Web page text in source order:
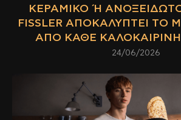
ΚΕΡΑΜΙΚΌ Ή ΑΝΟΞΕΊΔΩΤΟ
ISSLER ΑΠΟΚΑΛΎΠΤΕΙ ΤΟ
ΠΌ ΚΆΘΕ ΚΑΛΟΚΑΙΡΙΝΉ
24/06/2026